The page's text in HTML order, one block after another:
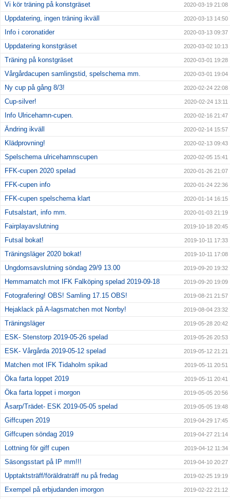
Vi kör träning på konstgräset 2020-03-19 21:08
Uppdatering, ingen träning ikväll 2020-03-13 14:50
Info i coronatider 2020-03-13 09:37
Uppdatering konstgräset 2020-03-02 10:13
Träning på konstgräset 2020-03-01 19:28
Vårgårdacupen samlingstid, spelschema mm. 2020-03-01 19:04
Ny cup på gång 8/3! 2020-02-24 22:08
Cup-silver! 2020-02-24 13:11
Info Ulricehamn-cupen. 2020-02-16 21:47
Ändring ikväll 2020-02-14 15:57
Klädprovning! 2020-02-13 09:43
Spelschema ulricehamnscupen 2020-02-05 15:41
FFK-cupen 2020 spelad 2020-01-26 21:07
FFK-cupen info 2020-01-24 22:36
FFK-cupen spelschema klart 2020-01-14 16:15
Futsalstart, info mm. 2020-01-03 21:19
Fairplayavslutning 2019-10-18 20:45
Futsal bokat! 2019-10-11 17:33
Träningsläger 2020 bokat! 2019-10-11 17:08
Ungdomsavslutning söndag 29/9 13.00 2019-09-20 19:32
Hemmamatch mot IFK Falköping spelad 2019-09-18 2019-09-20 19:09
Fotografering! OBS! Samling 17.15 OBS! 2019-08-21 21:57
Hejaklack på A-lagsmatchen mot Norrby! 2019-08-04 23:32
Träningsläger 2019-05-28 20:42
ESK- Stenstorp 2019-05-26 spelad 2019-05-26 20:53
ESK- Vårgårda 2019-05-12 spelad 2019-05-12 21:21
Matchen mot IFK Tidaholm spikad 2019-05-11 20:51
Öka farta loppet 2019 2019-05-11 20:41
Öka farta loppet i morgon 2019-05-05 20:56
Åsarp/Trädet- ESK 2019-05-05 spelad 2019-05-05 19:48
Giffcupen 2019 2019-04-29 17:45
Giffcupen söndag 2019 2019-04-27 21:14
Lottning för giff cupen 2019-04-12 11:34
Säsongsstart på IP mm!!! 2019-04-10 20:27
Upptaktsträff/föräldraträff nu på fredag 2019-02-25 19:19
Exempel på erbjudanden imorgon 2019-02-22 21:12